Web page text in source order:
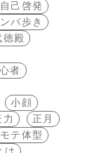
自己啓発
バ歩き
徳殿
者
小顔
力
正月
モテ体型